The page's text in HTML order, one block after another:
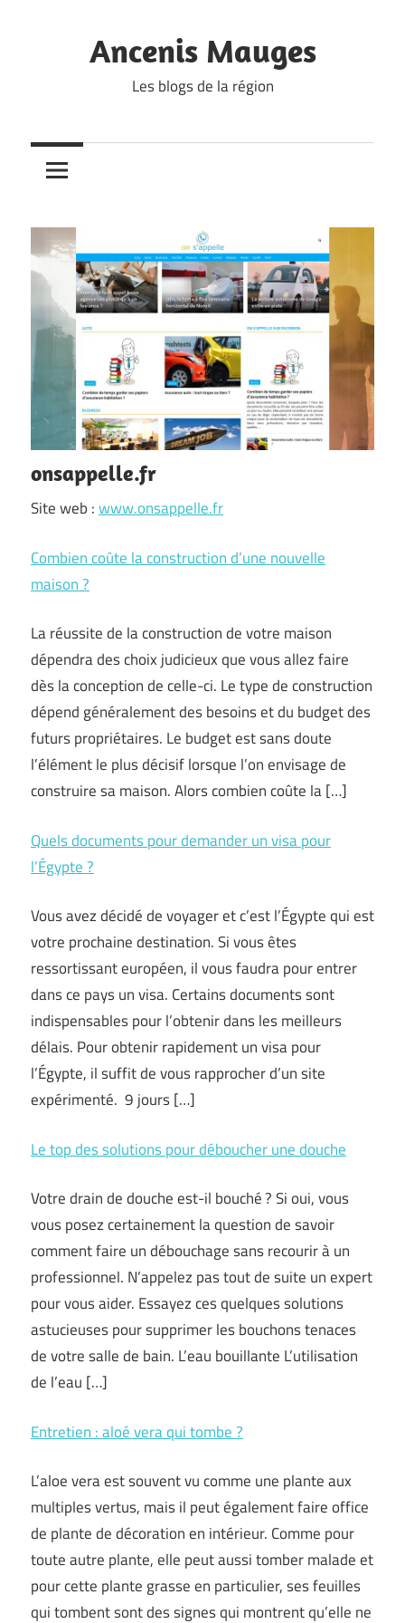
Ancenis Mauges
Les blogs de la région
onsappelle.fr
Site web :www.onsappelle.fr
Combien coûte la construction d’une nouvelle
maison ?
La réussite de la construction de votre maison
dépendra des choix judicieux que vous allez faire
dès la conception de celle-ci. Le type de construction
dépend généralement des besoins et du budget des
futurs propriétaires. Le budget est sans doute
l’élément le plus décisif lorsque l’on envisage de
construire sa maison. Alors combien coûte la […]
Quels documents pour demander un visa pour
l’Égypte ?
Vous avez décidé de voyager et c’est l’Égypte qui est
votre prochaine destination. Si vous êtes
ressortissant européen, il vous faudra pour entrer
dans ce pays un visa. Certains documents sont
indispensables pour l’obtenir dans les meilleurs
délais. Pour obtenir rapidement un visa pour
l’Égypte, il suffit de vous rapprocher d’un site
expérimenté. 9 jours […]
Le top des solutions pour déboucher une douche
Votre drain de douche est-il bouché ? Si oui, vous
vous posez certainement la question de savoir
comment faire un débouchage sans recourir à un
professionnel. N’appelez pas tout de suite un expert
pour vous aider. Essayez ces quelques solutions
astucieuses pour supprimer les bouchons tenaces
de votre salle de bain. L’eau bouillante L’utilisation
de l’eau […]
Entretien : aloé vera qui tombe ?
L’aloe vera est souvent vu comme une plante aux
multiples vertus, mais il peut également faire office
de plante de décoration en intérieur. Comme pour
toute autre plante, elle peut aussi tomber malade et
pour cette plante grasse en particulier, ses feuilles
qui tombent sont des signes qui montrent qu’elle ne